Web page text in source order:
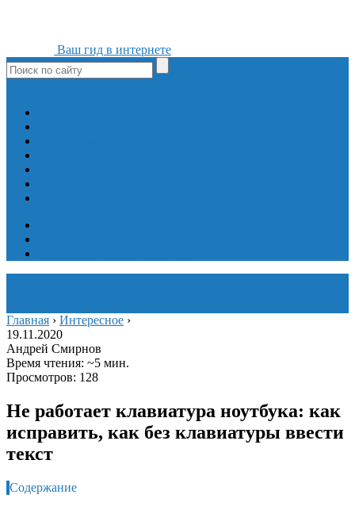
Ваш гид в интернете
Главная › Интересное ›
19.11.2020
Андрей Смирнов
Время чтения: ~5 мин.
Просмотров: 128
Не работает клавиатура ноутбука: как
исправить, как без клавиатуры ввести
текст
Содержание